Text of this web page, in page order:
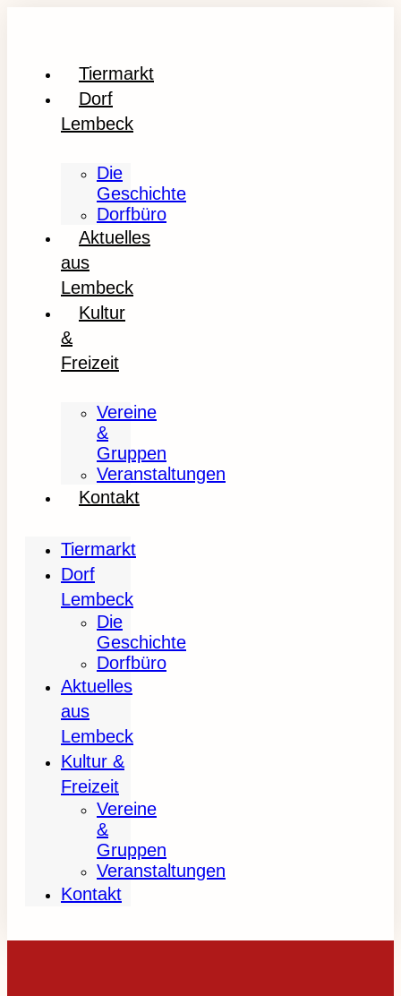
Tiermarkt
Dorf
Lembeck
Die
Geschichte
Dorfbüro
Aktuelles
aus
Lembeck
Kultur
&
Freizeit
Vereine
&
Gruppen
Veranstaltungen
Kontakt
Tiermarkt
Dorf
Lembeck
Die
Geschichte
Dorfbüro
Aktuelles
aus
Lembeck
Kultur &
Freizeit
Vereine
&
Gruppen
Veranstaltungen
Kontakt